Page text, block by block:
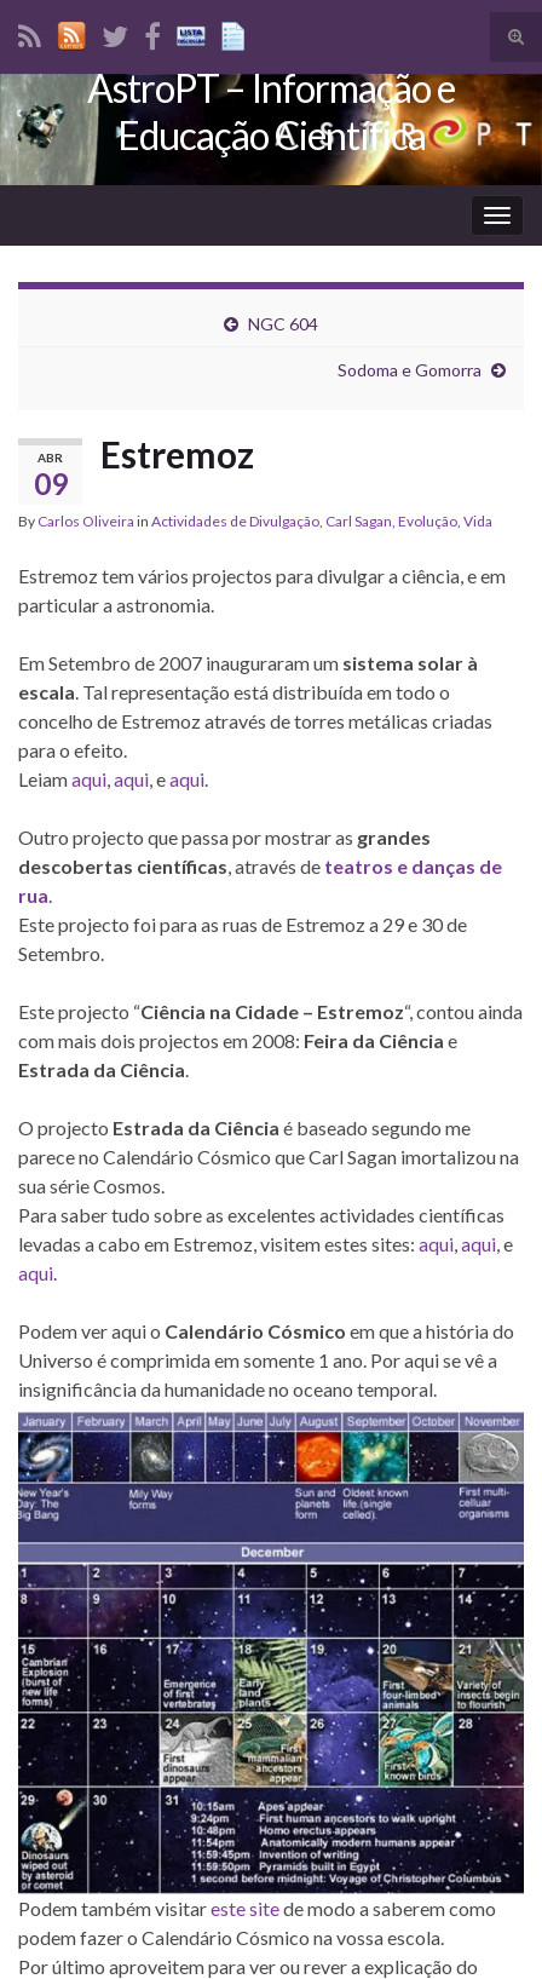
Search for:
AstroPT – Informação e
Educação Científica
NGC 604
Sodoma e Gomorra
ABR
09
Estremoz
By Carlos Oliveira in Actividades de Divulgação, Carl Sagan, Evolução, Vida
Estremoz tem vários projectos para divulgar a ciência, e em
particular a astronomia.
Em Setembro de 2007 inauguraram um sistema solar à
escala. Tal representação está distribuída em todo o
concelho de Estremoz através de torres metálicas criadas
para o efeito.
Leiamaqui,aqui, eaqui.
Outro projecto que passa por mostrar as grandes
descobertas científicas, através de teatros e danças de
rua.
Este projecto foi para as ruas de Estremoz a 29 e 30 de
Setembro.
Este projecto “Ciência na Cidade – Estremoz“, contou ainda
com mais dois projectos em 2008: Feira da Ciência e
Estrada da Ciência.
O projecto Estrada da Ciência é baseado segundo me
parece no Calendário Cósmico que Carl Sagan imortalizou na
sua série Cosmos.
Para saber tudo sobre as excelentes actividades científicas
levadas a cabo em Estremoz, visitem estes sites: aqui,aqui, e
aqui.
Podem ver aqui o Calendário Cósmico em que a história do
Universo é comprimida em somente 1 ano. Por aqui se vê a
insignificância da humanidade no oceano temporal.
Podem também visitareste sitede modo a saberem como
podem fazer o Calendário Cósmico na vossa escola.
Por último aproveitem para ver ou rever a explicação do